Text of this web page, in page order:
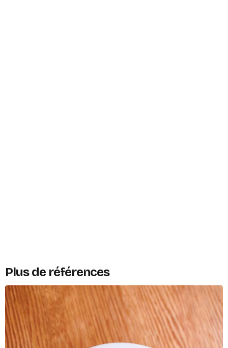
Plus de références